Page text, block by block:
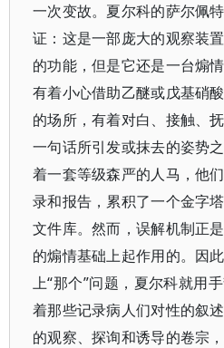
一次变故。夏尔科的萨尔佩
证：这是一部庞大的观察装
的功能，但是它还是一台煽
有着小心借助乙醚或戊基硝
的场所，有着对白、接触、
一句话所引发或抹去的姿势
着一套等级森严的人马，他
录和报告，累积了一个金字
文件库。然而，误解机制正
的煽情基础上起作用的。因
上“那个”问题，夏尔科就用
着那些记录病人们对性的叙
的观察、探询和诱导的卷宗